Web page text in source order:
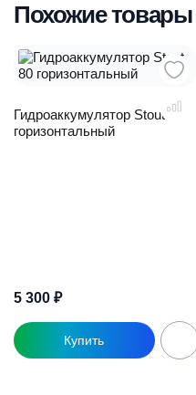
Похожие товары
Гидроаккумулятор Stout 80
горизонтальный
5 300 ₽